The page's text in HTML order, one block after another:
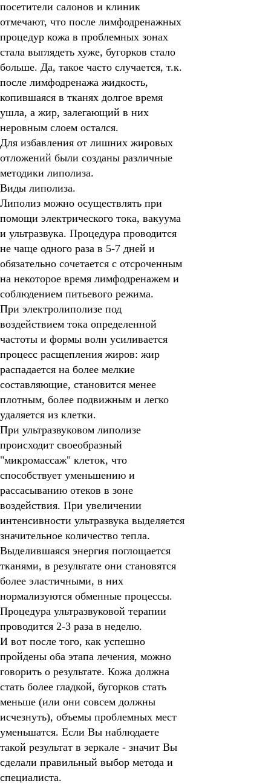
посетители салонов и клиник
отмечают, что после лимфодренажных
процедур кожа в проблемных зонах
стала выглядеть хуже, бугорков стало
больше. Да, такое часто случается, т.к.
после лимфодренажа жидкость,
копившаяся в тканях долгое время
ушла, а жир, залегающий в них
неровным слоем остался.
Для избавления от лишних жировых
отложений были созданы различные
методики липолиза.
Виды липолиза.
Липолиз можно осуществлять при
помощи электрического тока, вакуума
и ультразвука. Процедура проводится
не чаще одного раза в 5-7 дней и
обязательно сочетается с отсроченным
на некоторое время лимфодренажем и
соблюдением питьевого режима.
При электролиполизе под
воздействием тока определенной
частоты и формы волн усиливается
процесс расщепления жиров: жир
распадается на более мелкие
составляющие, становится менее
плотным, более подвижным и легко
удаляется из клетки.
При ультразвуковом липолизе
происходит своеобразный
"микромассаж" клеток, что
способствует уменьшению и
рассасыванию отеков в зоне
воздействия. При увеличении
интенсивности ультразвука выделяется
значительное количество тепла.
Выделившаяся энергия поглощается
тканями, в результате они становятся
более эластичными, в них
нормализуются обменные процессы.
Процедура ультразвуковой терапии
проводится 2-3 раза в неделю.
И вот после того, как успешно
пройдены оба этапа лечения, можно
говорить о результате. Кожа должна
стать более гладкой, бугорков стать
меньше (или они совсем должны
исчезнуть), объемы проблемных мест
уменьшатся. Если Вы наблюдаете
такой результат в зеркале - значит Вы
сделали правильный выбор метода и
специалиста.